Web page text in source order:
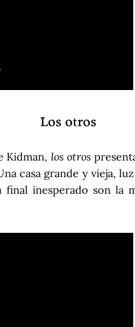
Los otros
Kidman, los otros
casa grande y vieja,
inesperado son la